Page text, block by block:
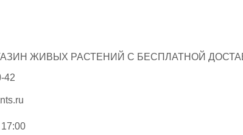
ЖИВЫХ РАСТЕНИЙ С БЕСПЛАТНОЙ
42